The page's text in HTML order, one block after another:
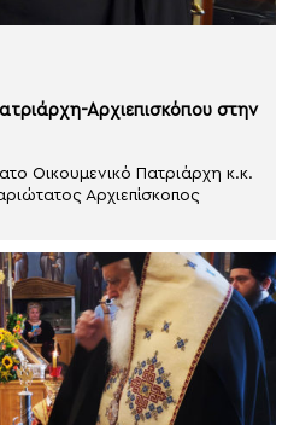
Αρχιεπισκόπου στην
Οικουμενικό Πατριάρχη κ.κ.
Αρχιεπίσκοπος